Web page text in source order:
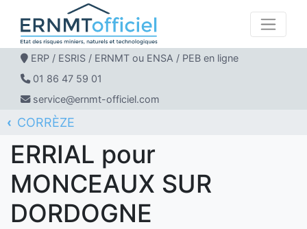
ERP / ESRIS / ERNMT ou ENSA / PEB en ligne
01 86 47 59 01
service@ernmt-officiel.com
ERNMT Officiel
ERRIAL
CORRÈZE
MONCEAUX SUR DORDOGNE
ERRIAL pour
MONCEAUX SUR
DORDOGNE